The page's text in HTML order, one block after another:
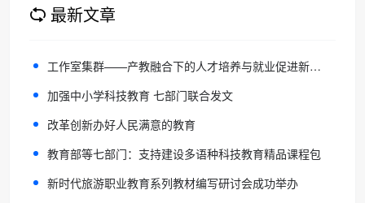
最新文章
工作室集群——产教融合下的人才培养与就业促进新范式
加强中小学科技教育 七部门联合发文
改革创新办好人民满意的教育
教育部等七部门：支持建设多语种科技教育精品课程包
新时代旅游职业教育系列教材编写研讨会成功举办